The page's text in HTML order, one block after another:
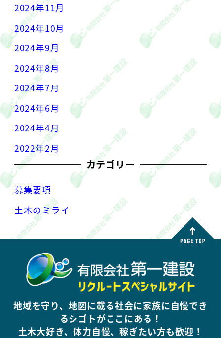
2024年11月
2024年10月
2024年9月
2024年8月
2024年7月
2024年6月
2024年4月
2022年2月
カテゴリー
募集要項
土木のミライ
地域を守り、地図に載る社会に家族に自慢でき
るシゴトがここにある！
土木大好き、体力自慢、稼ぎたい方も歓迎！